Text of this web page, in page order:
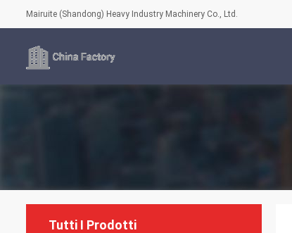
Mairuite (Shandong) Heavy Industry Machinery Co., Ltd.
Tutti I Prodotti